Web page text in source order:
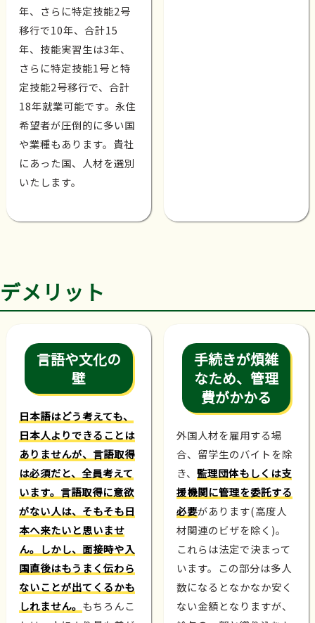
年、さらに特定技能2号
移行で10年、合計15
年、技能実習生は3年、
さらに特定技能1号と特
定技能2号移行で、合計
18年就業可能です。永住
希望者が圧倒的に多い国
や業種もあります。貴社
にあった国、人材を選別
いたします。
デメリット
言語や文化の
壁
日本語はどう考えても、
日本人よりできることは
ありませんが、言語取得
は必須だと、全員考えて
います。言語取得に意欲
がない人は、そもそも日
本へ来たいと思いませ
ん。しかし、面接時や入
国直後はもうまく伝わら
ないことが出てくるかも
しれません。 もちろんこ
手続きが煩雑
なため、管理
費がかかる
外国人材を雇用する場
合、留学生のバイトを除
き、 監理団体もしくは支
援機関に管理を委託する
必要があります(高度人
材関連のビザを除く)。
これらは法定で決まって
います。この部分は多人
数になるとなかなか安く
ない金額となりますが、